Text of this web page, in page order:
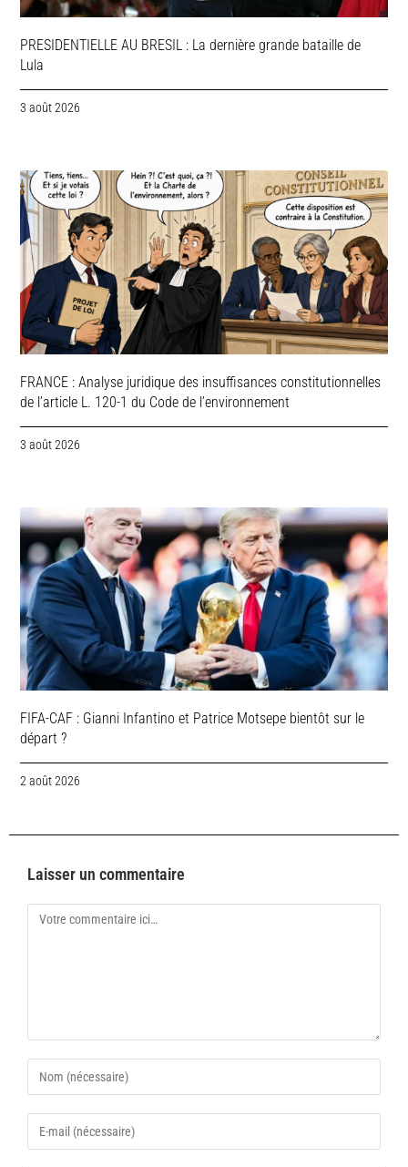
PRESIDENTIELLE AU BRESIL : La dernière grande bataille de
Lula
3 août 2026
FRANCE : Analyse juridique des insuffisances constitutionnelles
de l’article L. 120-1 du Code de l’environnement
3 août 2026
FIFA-CAF : Gianni Infantino et Patrice Motsepe bientôt sur le
départ ?
2 août 2026
Laisser un commentaire